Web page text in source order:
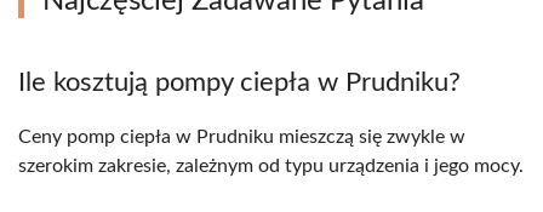
Ile kosztują pompy ciepła w Prudniku?
Ceny pomp ciepła w Prudniku mieszczą się zwykle w
szerokim zakresie, zależnym od typu urządzenia i jego mocy.